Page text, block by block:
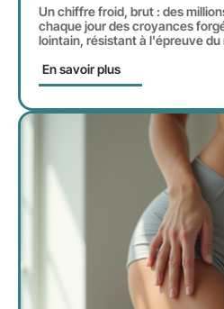
Un chiffre froid, brut : des
chaque jour des croyances
lointain, résistant à l'épreuve du
En savoir plus